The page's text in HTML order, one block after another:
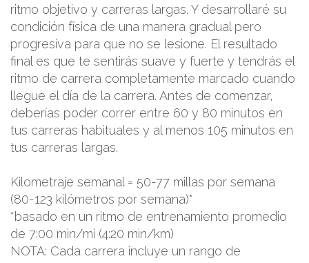
ritmo objetivo y carreras largas. Y desarrollaré su
condición física de una manera gradual pero
progresiva para que no se lesione. El resultado
final es que te sentirás suave y fuerte y tendrás el
ritmo de carrera completamente marcado cuando
llegue el día de la carrera. Antes de comenzar,
deberías poder correr entre 60 y 80 minutos en
tus carreras habituales y al menos 105 minutos en
tus carreras largas.
Kilometraje semanal = 50-77 millas por semana
(80-123 kilómetros por semana)*
*basado en un ritmo de entrenamiento promedio
de 7:00 min/mi (4:20 min/km)
NOTA: Cada carrera incluye un rango de